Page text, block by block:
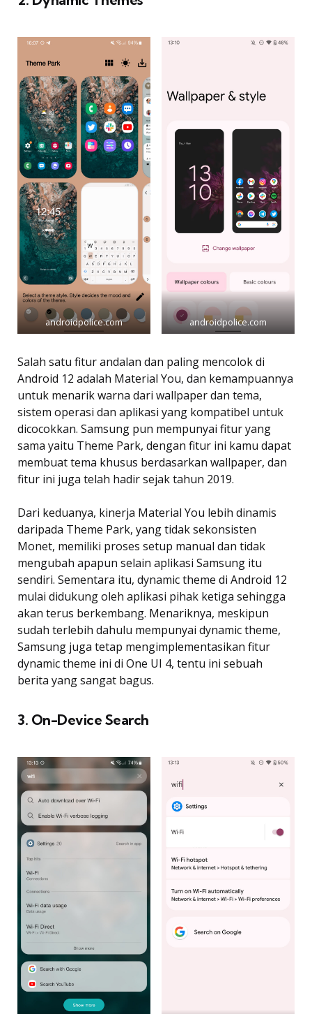
androidpolice.com androidpolice.com
Salah satu fitur andalan dan paling mencolok di
Android 12 adalah Material You, dan kemampuannya
untuk menarik warna dari wallpaper dan tema,
sistem operasi dan aplikasi yang kompatibel untuk
dicocokkan. Samsung pun mempunyai fitur yang
sama yaitu Theme Park, dengan fitur ini kamu dapat
membuat tema khusus berdasarkan wallpaper, dan
fitur ini juga telah hadir sejak tahun 2019.
Dari keduanya, kinerja Material You lebih dinamis
daripada Theme Park, yang tidak sekonsisten
Monet, memiliki proses setup manual dan tidak
mengubah apapun selain aplikasi Samsung itu
sendiri. Sementara itu, dynamic theme di Android 12
mulai didukung oleh aplikasi pihak ketiga sehingga
akan terus berkembang. Menariknya, meskipun
sudah terlebih dahulu mempunyai dynamic theme,
Samsung juga tetap mengimplementasikan fitur
dynamic theme ini di One UI 4, tentu ini sebuah
berita yang sangat bagus.
3. On-Device Search